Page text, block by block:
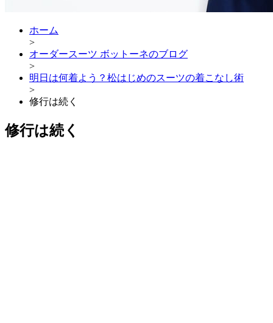
ホーム
>
オーダースーツ ボットーネのブログ
>
明日は何着よう？松はじめのスーツの着こなし術
>
修行は続く
修行は続く